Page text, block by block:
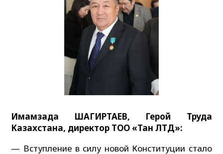
Имамзада ШАГИРТАЕВ, Герой Труда
Казахстана, директор ТОО «Тан ЛТД»:
— Вступление в силу новой Конституции стало